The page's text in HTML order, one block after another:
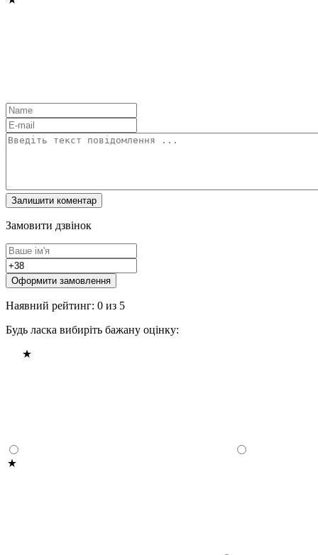
Замовити дзвінок
Оформити замовлення
Наявний рейтинг: 0 из 5
Будь ласка вибиріть бажану оцінку: